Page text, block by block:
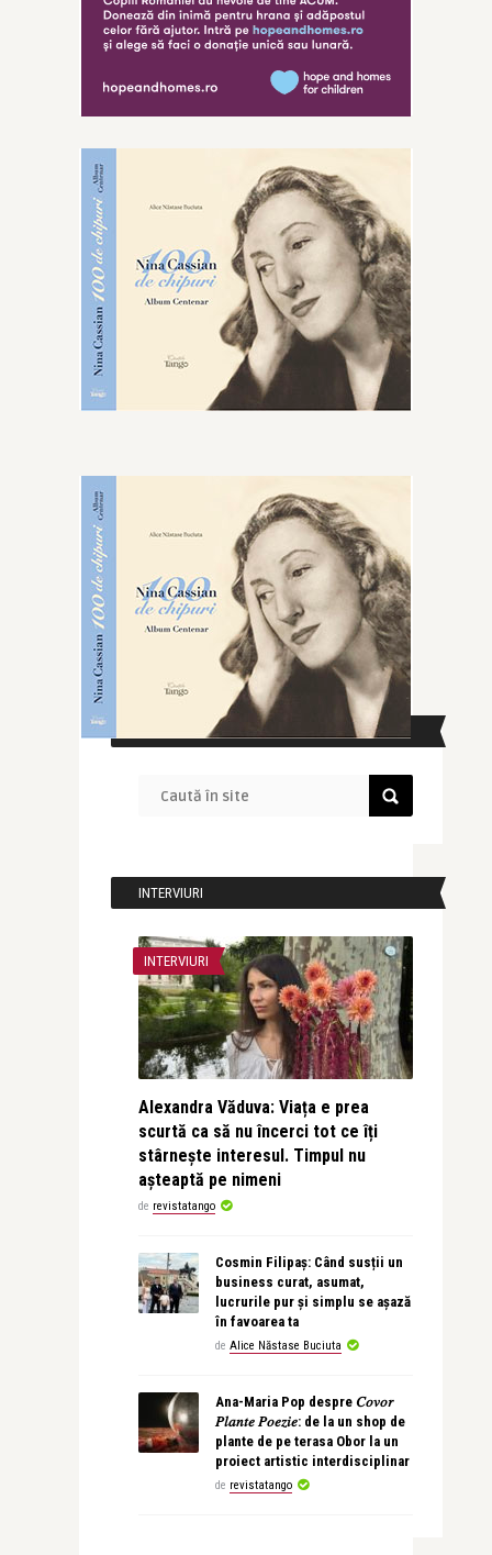
CAUTĂ ÎN SITE
INTERVIURI
INTERVIURI
Alexandra Văduva: Viața e prea
scurtă ca să nu încerci tot ce îți
stârnește interesul. Timpul nu
așteaptă pe nimeni
de revistatango
Cosmin Filipaș: Când susții un
business curat, asumat,
lucrurile pur și simplu se așază
în favoarea ta
de Alice Năstase Buciuta
Ana-Maria Pop despre 𝐶𝑜𝑣𝑜𝑟
𝑃𝑙𝑎𝑛𝑡𝑒 𝑃𝑜𝑒𝑧𝑖𝑒: de la un shop de
plante de pe terasa Obor la un
proiect artistic interdisciplinar
de revistatango